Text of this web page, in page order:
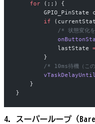
    for
(;;) {
GPIO_PinState
        if
/* 状態変化
            lastState
        }
/* 10ms待機（この
        vTaskDelayUntil
    }
}
4. スーパーループ（